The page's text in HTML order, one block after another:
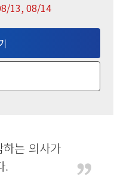
13, 08/14
는 의사가
.